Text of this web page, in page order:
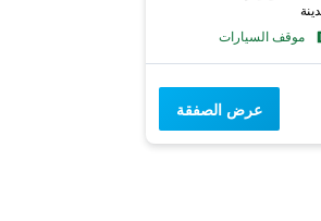
موقف السيارات
عرض الصفقة